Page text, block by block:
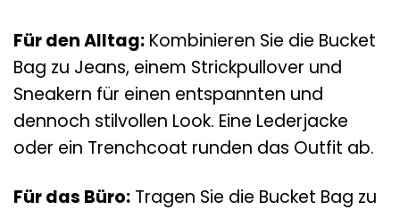
Für den Alltag: Kombinieren Sie die Bucket
Bag zu Jeans, einem Strickpullover und
Sneakern für einen entspannten und
dennoch stilvollen Look. Eine Lederjacke
oder ein Trenchcoat runden das Outfit ab.
Für das Büro: Tragen Sie die Bucket Bag zu